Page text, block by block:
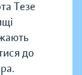
Тезе
до